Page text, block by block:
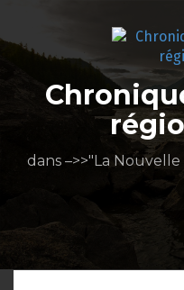
contenu
dans –>>"La